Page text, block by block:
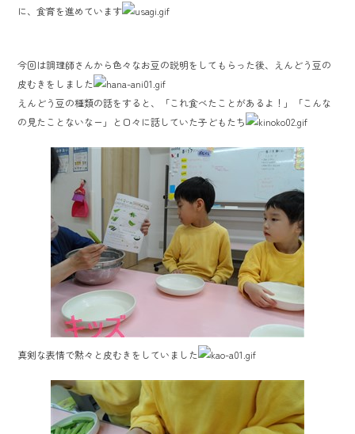
に、食育を進めています
今回は調理師さんから色々なお豆の説明をしてもらった後、えんどう豆の
皮むきをしました
えんどう豆の種類の話をすると、「これ食べたことがあるよ！」「こんな
の見たことないなー」と口々に話していた子どもたち
真剣な表情で黙々と皮むきをしていました